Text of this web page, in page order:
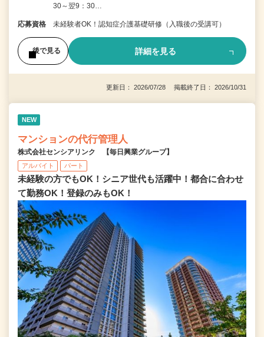
30～翌9：30…
応募資格 未経験者OK！認知症介護基礎研修（入職後の受講可）
後で見る 詳細を見る
更新日： 2026/07/28 掲載終了日： 2026/10/31
NEW
マンションの代行管理人
株式会社センシアリンク 【毎日興業グループ】
アルバイト パート
未経験の方でもOK！シニア世代も活躍中！都合に合わせ
て勤務OK！登録のみもOK！